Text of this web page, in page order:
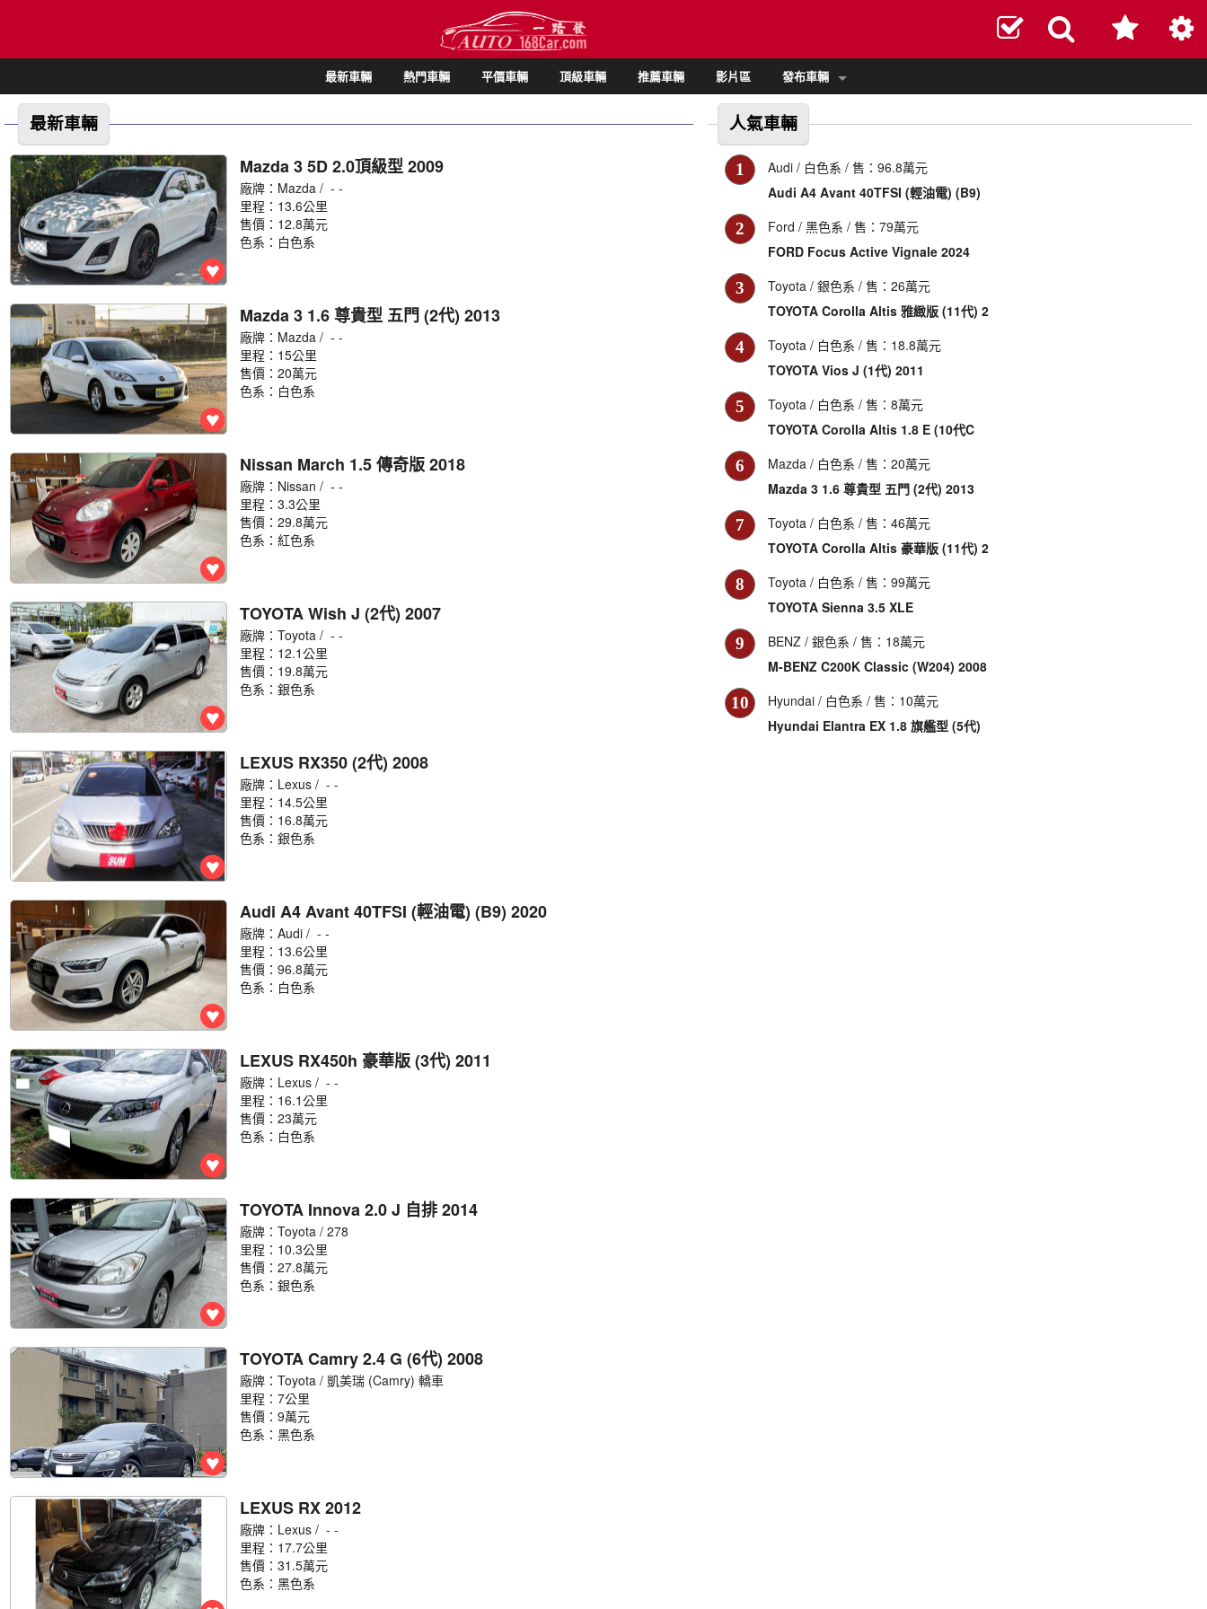
最新車輛 熱門車輛 平價車輛 頂級車輛 推薦車輛 影片區 發布車輛
最新車輛
Mazda 3 5D 2.0頂級型 2009
廠牌： Mazda / - -
里程：13.6公里
售價：12.8萬元
色系：白色系
Mazda 3 1.6 尊貴型 五門 (2代) 2013
廠牌： Mazda / - -
里程：15公里
售價：20萬元
色系：白色系
Nissan March 1.5 傳奇版 2018
廠牌： Nissan / - -
里程：3.3公里
售價：29.8萬元
色系：紅色系
TOYOTA Wish J (2代) 2007
廠牌： Toyota / - -
里程：12.1公里
售價：19.8萬元
色系：銀色系
LEXUS RX350 (2代) 2008
廠牌： Lexus / - -
里程：14.5公里
售價：16.8萬元
色系：銀色系
Audi A4 Avant 40TFSI (輕油電) (B9) 2020
廠牌： Audi / - -
里程：13.6公里
售價：96.8萬元
色系：白色系
LEXUS RX450h 豪華版 (3代) 2011
廠牌： Lexus / - -
里程：16.1公里
售價：23萬元
色系：白色系
TOYOTA Innova 2.0 J 自排 2014
廠牌： Toyota / 278
里程：10.3公里
售價：27.8萬元
色系：銀色系
TOYOTA Camry 2.4 G (6代) 2008
廠牌： Toyota / 凱美瑞 (Camry) 轎車
里程：7公里
售價：9萬元
色系：黑色系
LEXUS RX 2012
廠牌： Lexus / - -
里程：17.7公里
售價：31.5萬元
色系：黑色系
人氣車輛
1 Audi/ 白色系 / 售：96.8萬元
Audi A4 Avant 40TFSI (輕油電) (B9)
2 Ford / 黑色系 / 售：79萬元
FORD Focus Active Vignale 2024
3 Toyota/ 銀色系 / 售：26萬元
TOYOTA Corolla Altis 雅緻版 (11代) 2
4 Toyota/ 白色系 / 售：18.8萬元
TOYOTA Vios J (1代) 2011
5 Toyota/ 白色系 / 售：8萬元
TOYOTA Corolla Altis 1.8 E (10代C
6 Mazda/ 白色系 / 售：20萬元
Mazda 3 1.6 尊貴型 五門 (2代) 2013
7 Toyota/ 白色系 / 售：46萬元
TOYOTA Corolla Altis 豪華版 (11代) 2
8 Toyota/ 白色系 / 售：99萬元
TOYOTA Sienna 3.5 XLE
9 BENZ/ 銀色系 / 售：18萬元
M-BENZ C200K Classic (W204) 2008
10 Hyundai/ 白色系 / 售：10萬元
Hyundai Elantra EX 1.8 旗艦型 (5代)